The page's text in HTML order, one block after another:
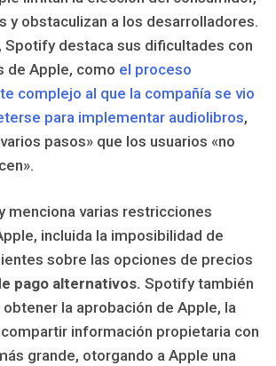
y obstaculizan a los desarrolladores.
Spotify destaca sus dificultades con
de Apple, como el proceso
complejo al que la compañía se vio
para implementar audiolibros,
pasos» que los usuarios «no
menciona varias restricciones
incluida la imposibilidad de
sobre las opciones de precios
pago alternativos. Spotify también
obtener la aprobación de Apple, la
información propietaria con
grande, otorgando a Apple una